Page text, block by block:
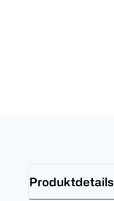
Produktdetails